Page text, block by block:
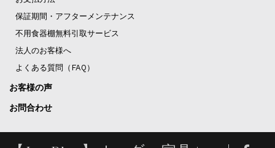
保証期間・アフターメンテナンス
不用食器棚無料引取サービス
法人のお客様へ
よくある質問（FAQ）
お客様の声
お問合わせ